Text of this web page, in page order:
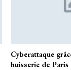
Cyberattaque
huisserie de